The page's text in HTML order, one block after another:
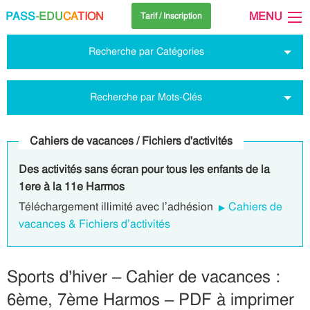
PASS-EDUCATION Tarif / Inscription MENU
Recherche par Catégories
Recherche par Mots-Clés
Cahiers de vacances / Fichiers d'activités
Des activités sans écran pour tous les enfants de la
1ere à la 11e Harmos
Téléchargement illimité avec l’adhésion
Cahiers de
vacances & Fichiers d’activités
Sports d’hiver – Cahier de vacances :
6ème, 7ème Harmos – PDF à imprimer